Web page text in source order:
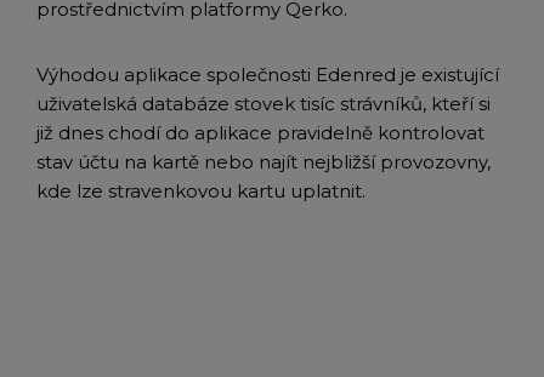
prostřednictvím platformy Qerko.
Výhodou aplikace společnosti Edenred je existující
uživatelská databáze stovek tisíc strávníků, kteří si
již dnes chodí do aplikace pravidelně kontrolovat
stav účtu na kartě nebo najít nejbližší provozovny,
kde lze stravenkovou kartu uplatnit.